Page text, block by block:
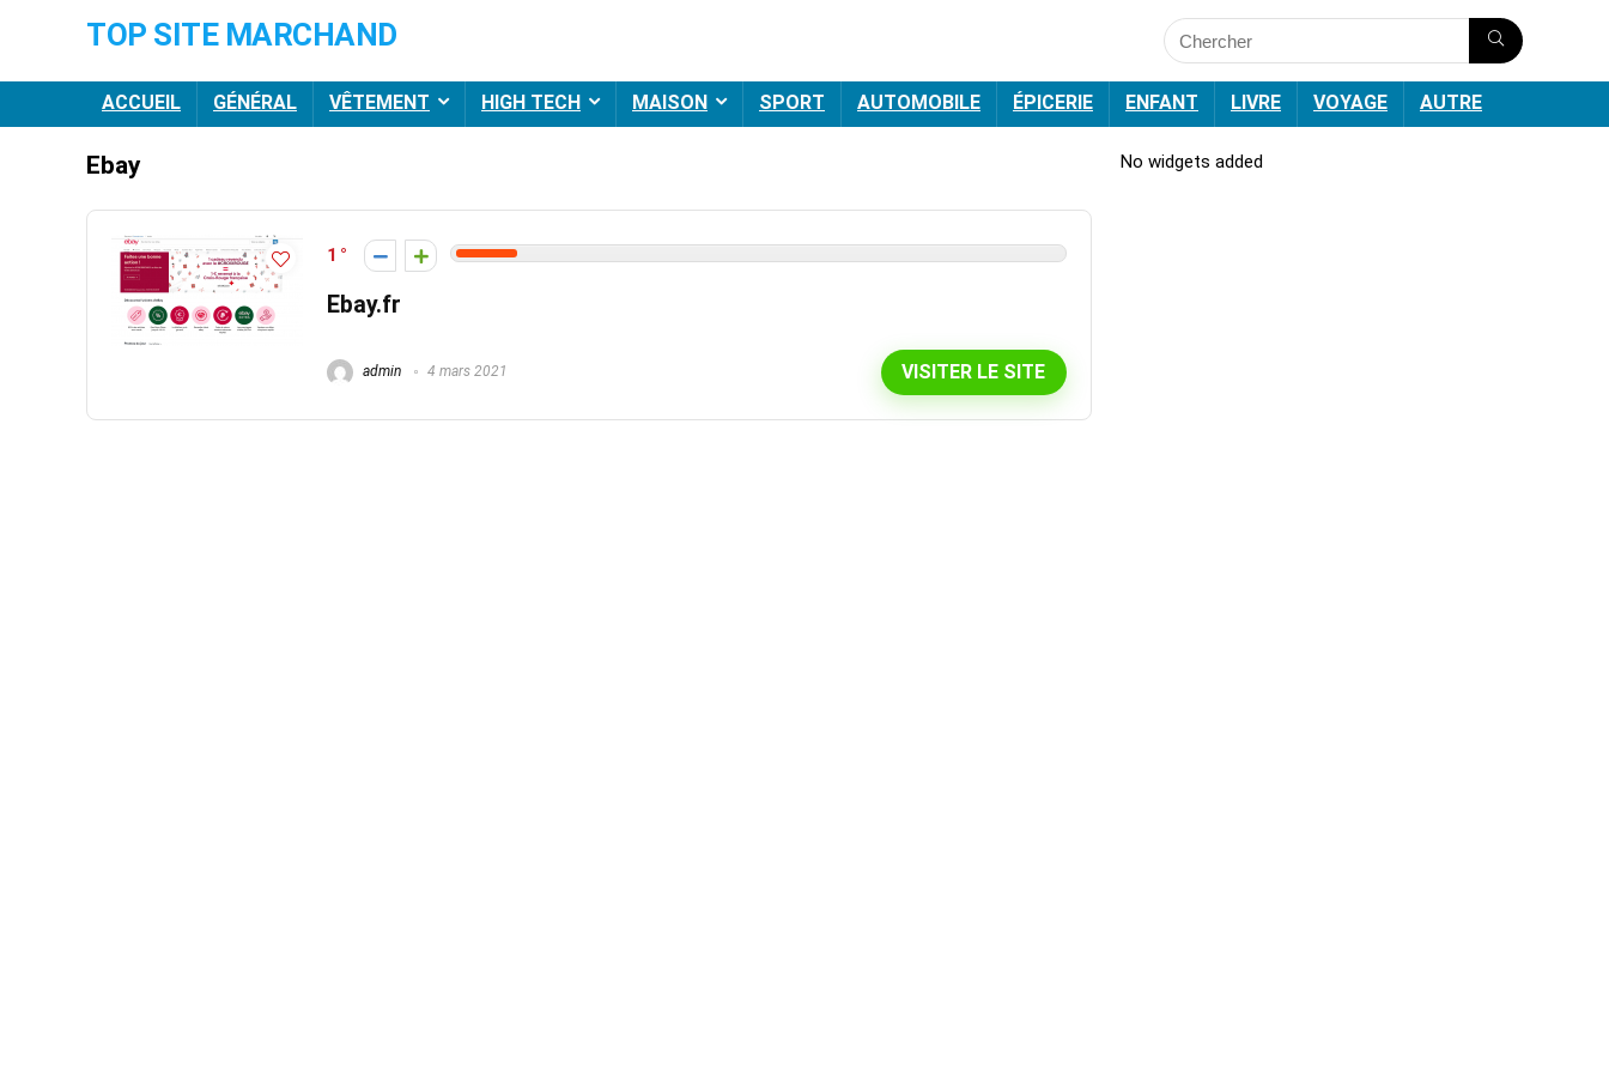
TOP SITE MARCHAND
ACCUEIL GÉNÉRAL VÊTEMENT HIGH TECH MAISON SPORT AUTOMOBILE ÉPICERIE ENFANT LIVRE VOYAGE AUTRE
Ebay
1
Ebay.fr
admin 4 mars 2021 VISITER LE SITE
No widgets added